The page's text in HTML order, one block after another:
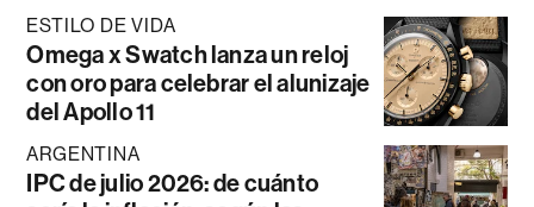
ESTILO DE VIDA
Omega x Swatch lanza un reloj
con oro para celebrar el alunizaje
del Apollo 11
ARGENTINA
IPC de julio 2026: de cuánto